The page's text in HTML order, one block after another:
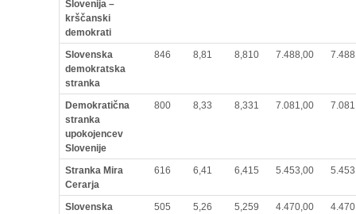
Slovenija –
krščanski
demokrati
Slovenska
demokratska
stranka
846 8,81 8,810 7.488,00
Demokratična
stranka
upokojencev
Slovenije
800 8,33 8,331 7.081,00
Stranka Mira
Cerarja
616 6,41 6,415 5.453,00
Slovenska
505 5,26 5,259 4.470,00